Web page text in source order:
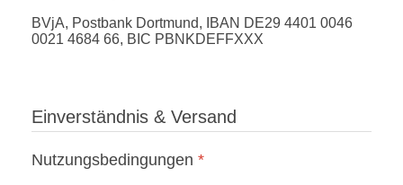
BVjA, Postbank Dortmund, IBAN DE29 4401 0046
0021 4684 66, BIC PBNKDEFFXXX
Einverständnis & Versand
Nutzungsbedingungen *